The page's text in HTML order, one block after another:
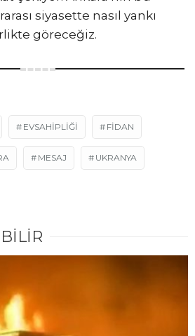
siyasette nasıl yankı
göreceğiz.
EVSAHİPLİĞİ FIDAN
MESAJ UKRANYA